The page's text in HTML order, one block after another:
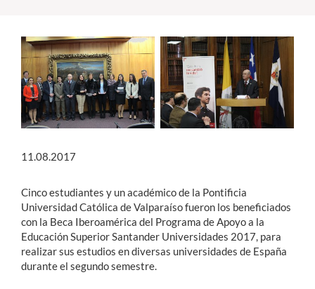
Funcionarios
Alumni
11.08.2017
Cinco estudiantes y un académico de la Pontificia
Universidad Católica de Valparaíso fueron los beneficiados
con la Beca Iberoamérica del Programa de Apoyo a la
Educación Superior Santander Universidades 2017, para
realizar sus estudios en diversas universidades de España
durante el segundo semestre.